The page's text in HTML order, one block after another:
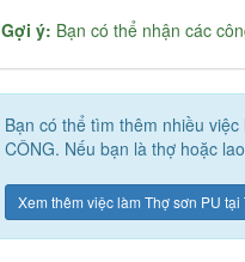
Gợi ý: Bạn có thể nhận các
Bạn có thể tìm thêm nhiều việc
CÔNG. Nếu bạn là thợ hoặc
Xem thêm việc làm Thợ sơn PU